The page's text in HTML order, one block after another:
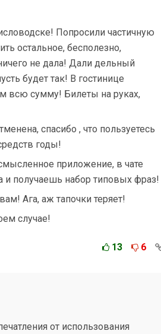
Попросили частичную
остальное, бесполезно,
не дала! Дали дельный
будет так! В гостинице
всю сумму! Билеты на руках,
спасибо , что пользуетесь
годы!
приложение, в чате
и получаешь набор типовых фраз!
Ага, аж тапочки теряет!
случае!
13 6
от использования